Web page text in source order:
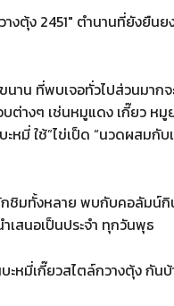
งตุ้ง 2451″ ตำนานที่ยังยืน
าน ที่พบเจอทั่วไปส่วนมาก
บต่างๆ เช่นหมูแดง เกี๊ยว
หมี่ ใช้”ไข่เป็ด “นวดผสมกั
ชิมทั้งหลาย พบกับคอลัมน์
สนอเป็นประจำ ทุกวันพุธ
หมี่เกี๊ยวสไตล์กวางตุ้ง กัน